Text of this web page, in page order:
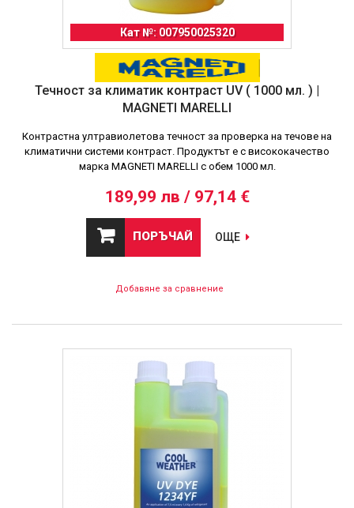
Кат №: 007950025320
Течност за климатик контраст UV ( 1000 мл. ) |
MAGNETI MARELLI
Контрастна ултравиолетова течност за проверка на течове на
климатични системи контраст. Продуктът е с висококачество
марка MAGNETI MARELLI с обем 1000 мл.
189,99 лв / 97,14 €
ПОРЪЧАЙ ОЩЕ
Добавяне за сравнение